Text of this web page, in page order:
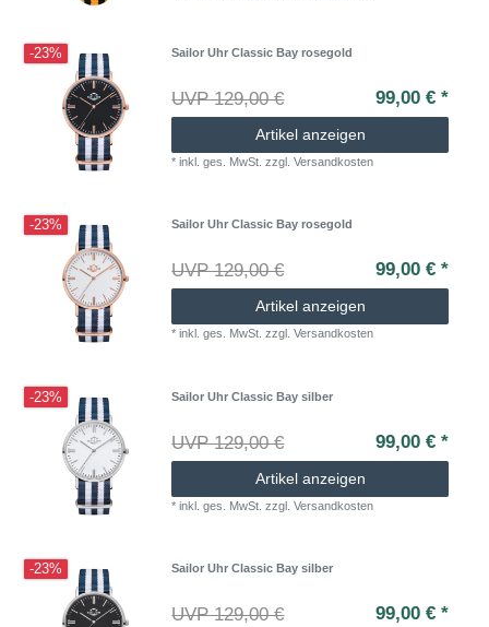
-23% Sailor Uhr Classic Bay rosegold
UVP 129,00 € 99,00 € *
Artikel anzeigen
*inkl. ges. MwSt. zzgl.Versandkosten
-23% Sailor Uhr Classic Bay rosegold
UVP 129,00 € 99,00 € *
Artikel anzeigen
*inkl. ges. MwSt. zzgl.Versandkosten
-23% Sailor Uhr Classic Bay silber
UVP 129,00 € 99,00 € *
Artikel anzeigen
*inkl. ges. MwSt. zzgl.Versandkosten
-23% Sailor Uhr Classic Bay silber
UVP 129,00 € 99,00 € *